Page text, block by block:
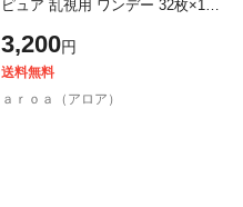
ピュア 乱視用 ワンデー 32枚×1箱
商品
3,200円
送料無料
ａｒｏａ（アロア）